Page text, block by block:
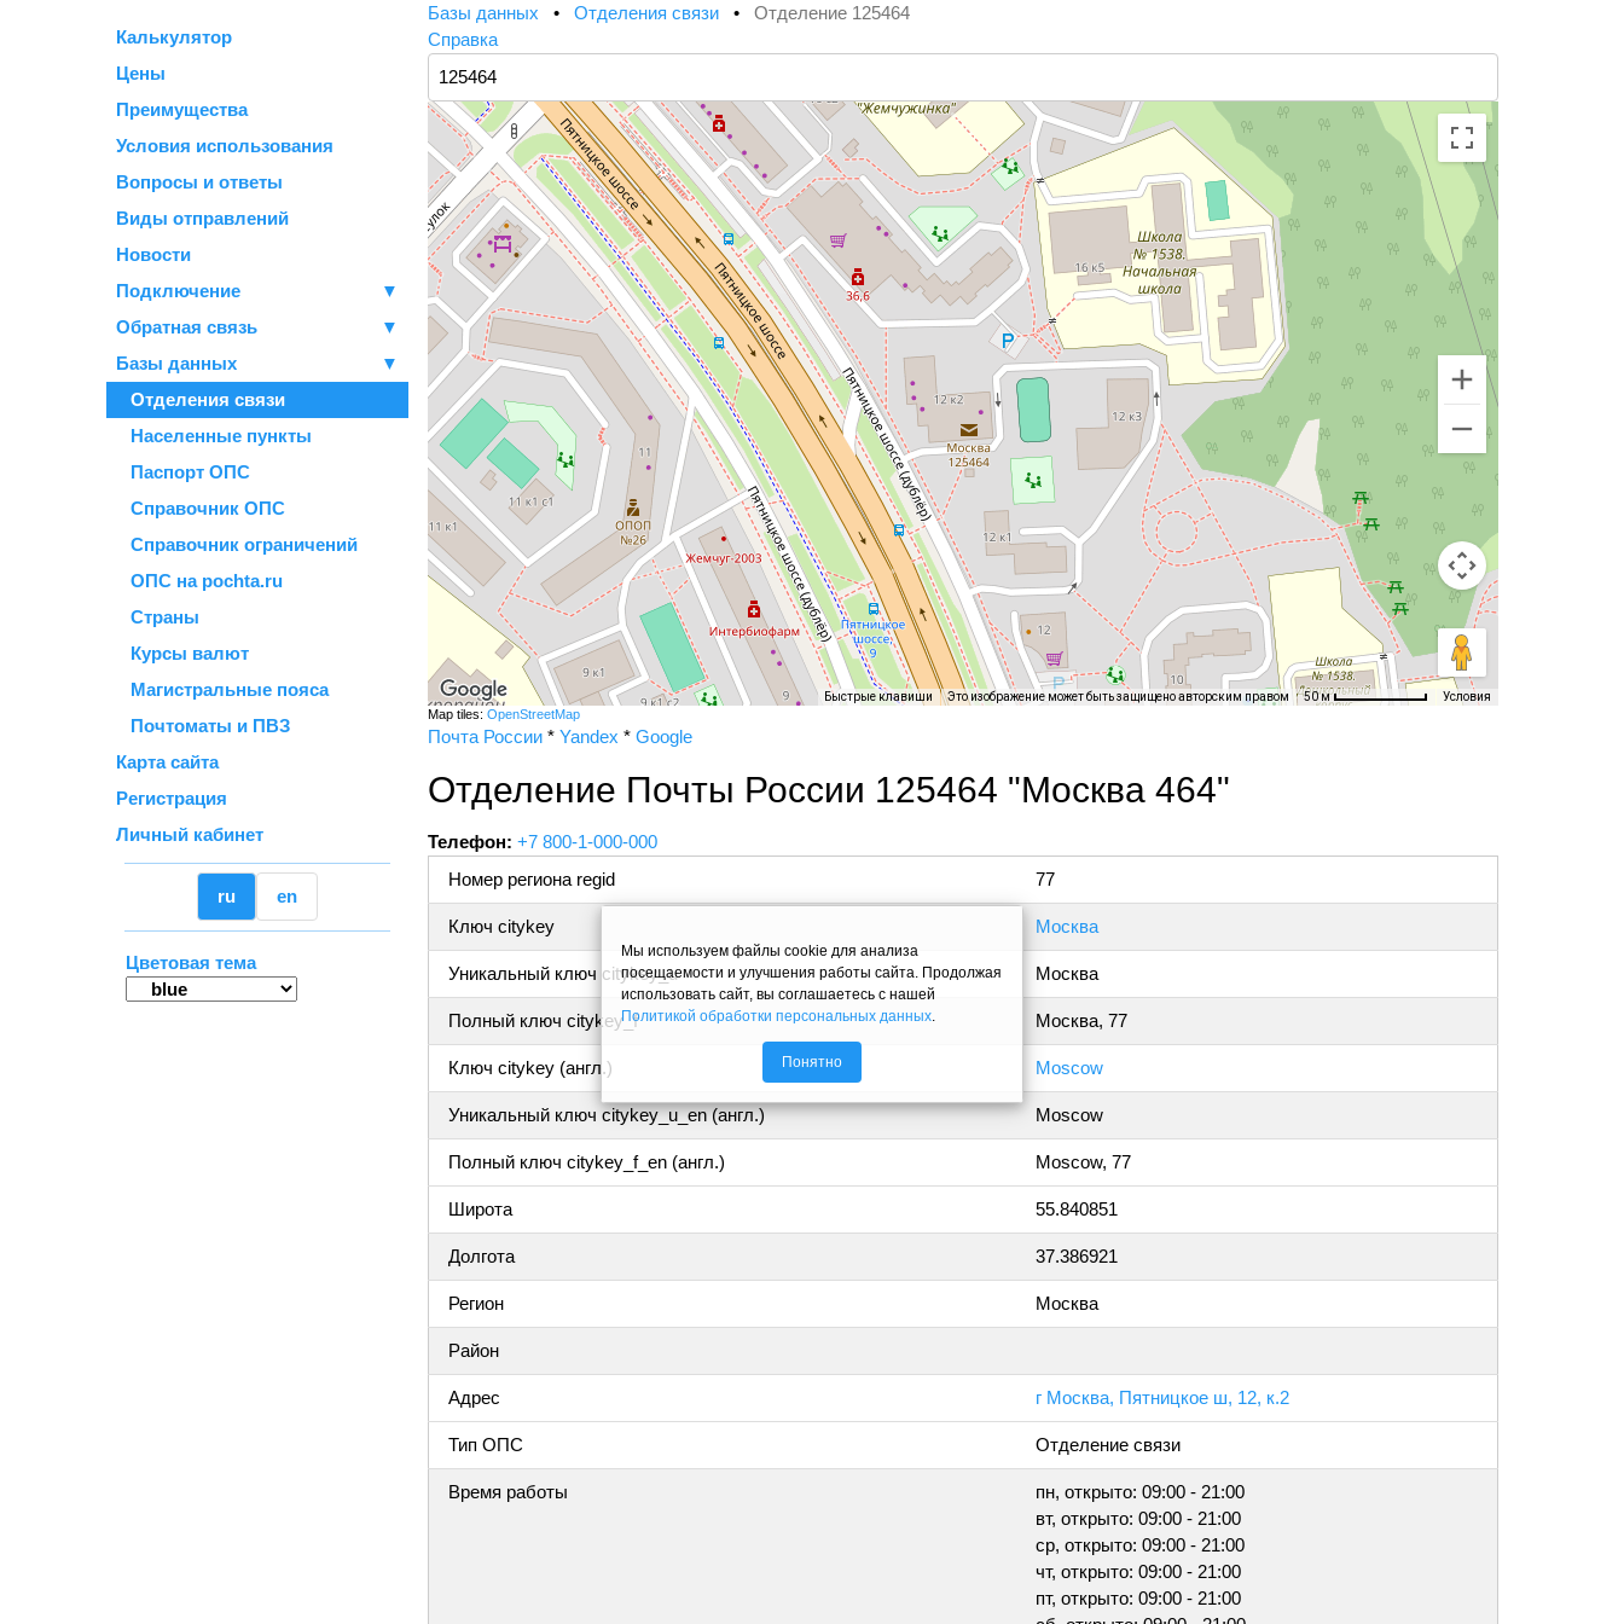
Калькулятор
Цены
Преимущества
Условия использования
Вопросы и ответы
Виды отправлений
Новости
Подключение
▼
Обратная связь
▼
Базы данных
▼
Отделения связи
Населенные пункты
Паспорт ОПС
Справочник ОПС
Справочник ограничений
ОПС на pochta.ru
Страны
Курсы валют
Магистральные пояса
Почтоматы и ПВЗ
Карта сайта
Регистрация
Личный кабинет
ru en
Цветовая тема
Базы данных • Отделения связи • Отделение 125464
Справка
Быстрые клавиши Это изображение может быть защищено авторским правом 50 м Условия
Map tiles: OpenStreetMap
Почта России * Yandex * Google
Отделение Почты России 125464 "Москва 464"
Телефон: +7 800-1-000-000
Номер региона regid
77
Ключ citykey Москва
Уникальный ключ citykey_u Москва
Полный ключ citykey_f Москва, 77
Ключ citykey (англ.) Moscow
Уникальный ключ citykey_u_en (англ.) Moscow
Полный ключ citykey_f_en (англ.) Moscow, 77
Широта 55.840851
Долгота 37.386921
Регион Москва
Район
Адрес г Москва, Пятницкое ш, 12, к.2
Тип ОПС Отделение связи
Время работы
пн, открыто: 09:00 - 21:00
вт, открыто: 09:00 - 21:00
ср, открыто: 09:00 - 21:00
чт, открыто: 09:00 - 21:00
пт, открыто: 09:00 - 21:00
Мы используем файлы cookie для анализа
посещаемости и улучшения работы сайта. Продолжая
использовать сайт, вы соглашаетесь с нашей
Политикой обработки персональных данных.
Понятно